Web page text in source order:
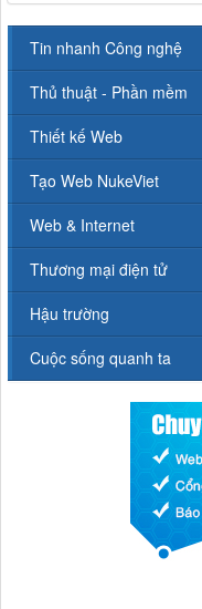
Tin nhanh Công nghệ
Thủ thuật - Phần mềm
Thiết kế Web
Tạo Web NukeViet
Web & Internet
Thương mại điện tử
Hậu trường
Cuộc sống quanh ta